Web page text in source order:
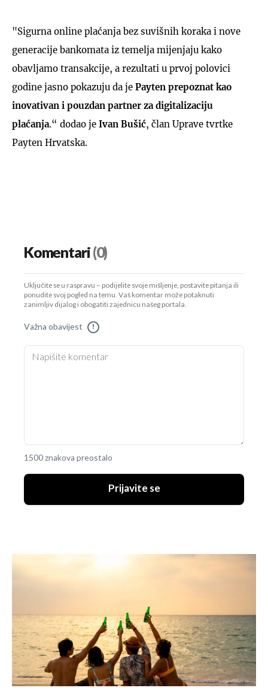
"Sigurna online plaćanja bez suvišnih koraka i nove
generacije bankomata iz temelja mijenjaju kako
obavljamo transakcije, a rezultati u prvoj polovici
godine jasno pokazuju da je Payten prepoznat kao
inovativan i pouzdan partner za digitalizaciju
plaćanja.“ dodao je Ivan Bušić, član Uprave tvrtke
Payten Hrvatska.
Komentari(0)
Uključite se u raspravu – podijelite svoje mišljenje, postavite pitanja ili
ponudite svoj pogled na temu. Vaš komentar može potaknuti
zanimljiv dijalog i obogatiti zajednicu našeg portala.
Važna obavijest !
1500 znakova preostalo
Prijavite se